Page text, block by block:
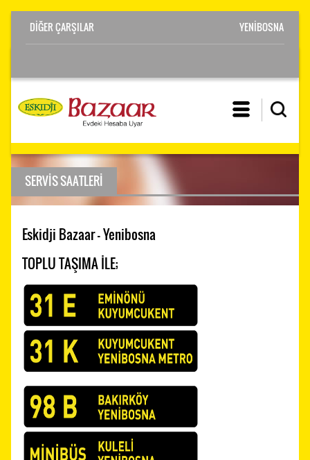
YENİBOSNA
SERVİS SAATLERİ
Eskidji Bazaar - Yenibosna
TOPLU TAŞIMA İLE;